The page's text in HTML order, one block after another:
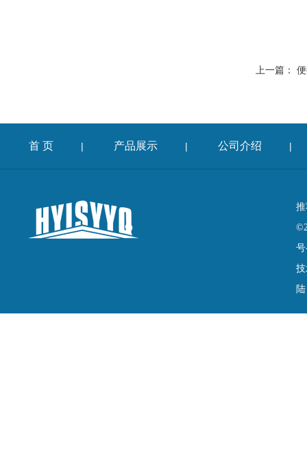
上一篇：
首 页 | 产品展示 | 公司介绍 |
号
陆